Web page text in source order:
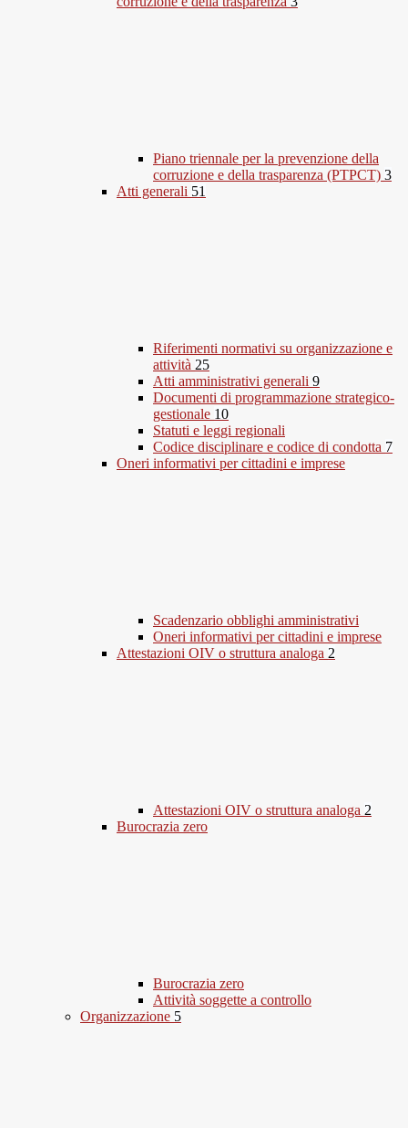
Piano triennale per la prevenzione della
corruzione e della trasparenza (PTPCT) 3
Atti generali 51
Riferimenti normativi su organizzazione e
attività 25
Atti amministrativi generali 9
Documenti di programmazione strategico-
gestionale 10
Statuti e leggi regionali
Codice disciplinare e codice di condotta 7
Oneri informativi per cittadini e imprese
Scadenzario obblighi amministrativi
Oneri informativi per cittadini e imprese
Attestazioni OIV o struttura analoga 2
Attestazioni OIV o struttura analoga 2
Burocrazia zero
Burocrazia zero
Attività soggette a controllo
Organizzazione 5